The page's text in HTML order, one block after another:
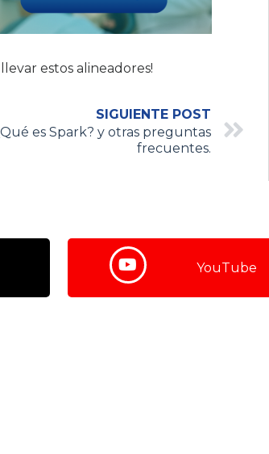
estos alineadores!
SIGUIENTE POST
es Spark? y otras preguntas
frecuentes.
YouTube